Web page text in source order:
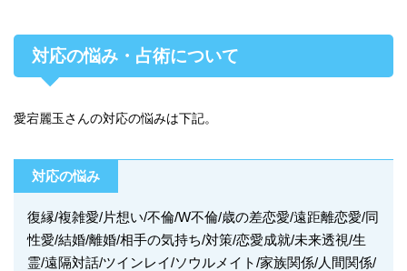
対応の悩み・占術について
愛宕麗玉さんの対応の悩みは下記。
対応の悩み
復縁/複雑愛/片想い/不倫/W不倫/歳の差恋愛/遠距離恋愛/同
性愛/結婚/離婚/相手の気持ち/対策/恋愛成就/未来透視/生
霊/遠隔対話/ツインレイ/ソウルメイト/家族関係/人間関係/